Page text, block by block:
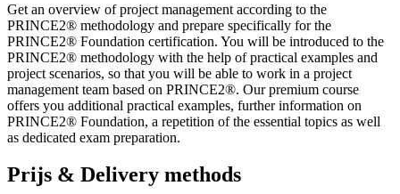
Get an overview of project management according to the
PRINCE2® methodology and prepare specifically for the
PRINCE2® Foundation certification. You will be introduced to the
PRINCE2® methodology with the help of practical examples and
project scenarios, so that you will be able to work in a project
management team based on PRINCE2®. Our premium course
offers you additional practical examples, further information on
PRINCE2® Foundation, a repetition of the essential topics as well
as dedicated exam preparation.
Prijs & Delivery methods